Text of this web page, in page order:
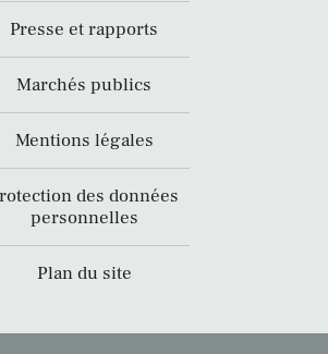
Presse et rapports
Marchés publics
Mentions légales
des données
personnelles
Plan du site